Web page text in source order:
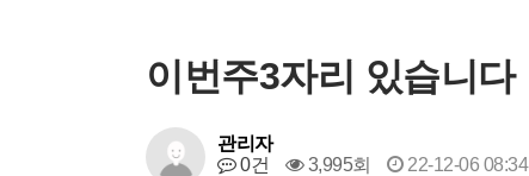
이번주3자리 있습니다
관리자
0건
3,995회 22-12-06 08:34